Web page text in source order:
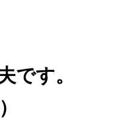
す。